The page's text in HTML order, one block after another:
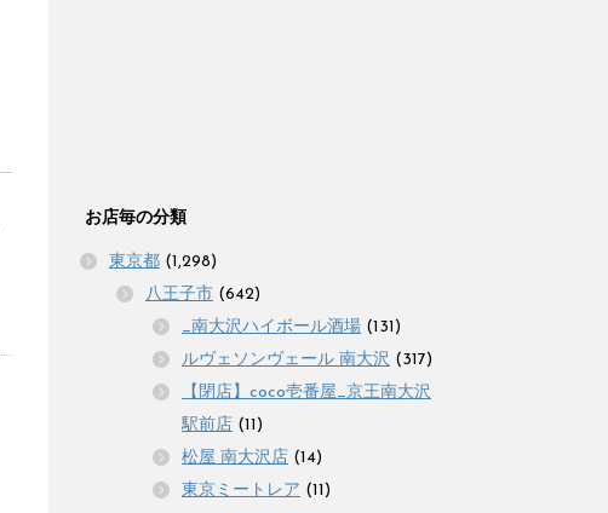
お店毎の分類
東京都 (1,298)
八王子市 (642)
_南大沢ハイボール酒場 (131)
ルヴェソンヴェール 南大沢 (317)
【閉店】coco壱番屋_京王南大沢
駅前店 (11)
松屋 南大沢店 (14)
東京ミートレア (11)